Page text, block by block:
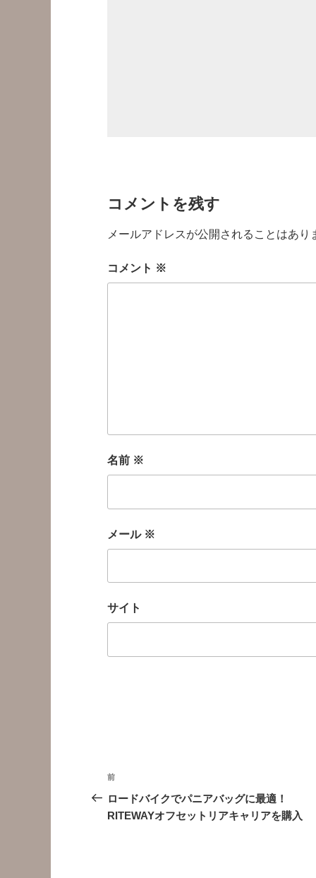
コメントを残す
メールアドレスが公開されることはあり
コメント ※
名前 ※
メール ※
サイト
投
稿
ナ
前
の
投
前
ロードバイクでパニアバッグに最適！
RITEWAYオフセットリアキャリアを購入